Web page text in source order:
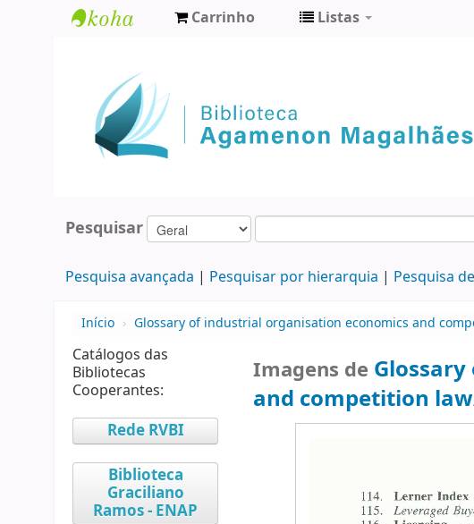
Agamenon
Magalhães
Carrinho Listas
Pesquisar
Pesquisa avançada Pesquisar por hierarquia Pesquisa
Início › Glossary of industrial organisation economics and
Catálogos das
Bibliotecas
Cooperantes:
Rede RVBI
Biblioteca
Graciliano
Ramos - ENAP
Imagens de
and competition